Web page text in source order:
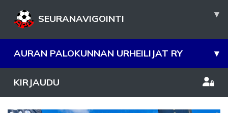
SEURANAVIGOINTI ▾
AURAN PALOKUNNAN URHEILIJAT RY ▾
KIRJAUDU